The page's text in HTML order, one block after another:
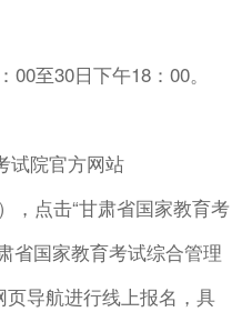
至30日下午18：00。
试院官方网站
），点击“甘肃省国家教育考
省国家教育考试综合管理
导航进行线上报名，具